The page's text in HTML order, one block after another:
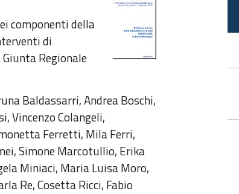
componenti della
di
Regionale
Baldassarri, Andrea Boschi,
Vincenzo Colangeli,
Ferretti, Mila Ferri,
Simone Marcotullio, Erika
Miniaci, Maria Luisa Moro,
Re, Cosetta Ricci, Fabio